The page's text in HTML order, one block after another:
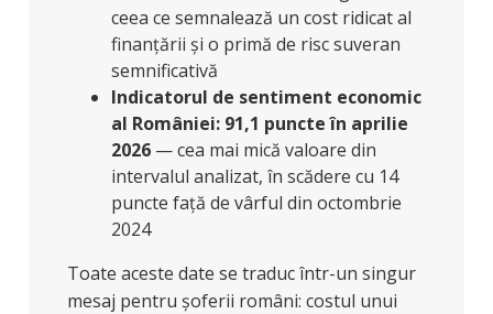
ceea ce semnalează un cost ridicat al
finanțării și o primă de risc suveran
semnificativă
Indicatorul de sentiment economic
al României: 91,1 puncte în aprilie
2026 — cea mai mică valoare din
intervalul analizat, în scădere cu 14
puncte față de vârful din octombrie
2024
Toate aceste date se traduc într-un singur
mesaj pentru șoferii români: costul unui